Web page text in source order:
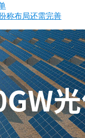
称布局还需完善